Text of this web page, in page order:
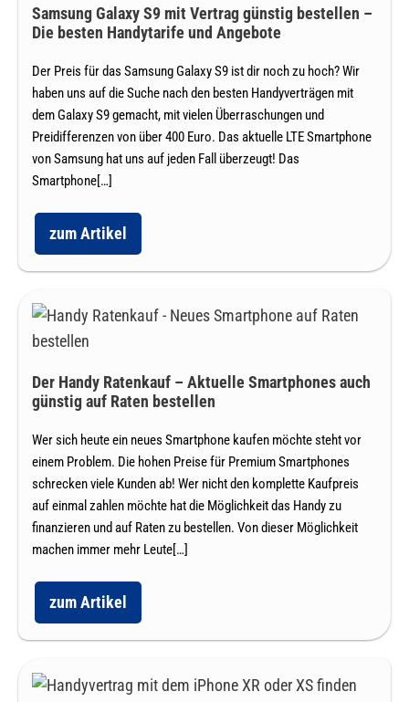
Die
besten
Verträge
mit
geringer
Laufzeit
S9
Vertrag
günstig
bestellen
Die
Handytarife
und
Angebote
Samsung Galaxy S9 mit Vertrag günstig bestellen –
Die besten Handytarife und Angebote
Der Preis für das Samsung Galaxy S9 ist dir noch zu hoch? Wir
haben uns auf die Suche nach den besten Handyverträgen mit
dem Galaxy S9 gemacht, mit vielen Überraschungen und
Preidifferenzen von über 400 Euro. Das aktuelle LTE Smartphone
von Samsung hat uns auf jeden Fall überzeugt! Das
Smartphone[…]
zum Artikel
Samsung
Galaxy
S9
Vertrag
günstig
bestellen
Die
besten
Handytarife
Angebote
Der
Handy
–
Aktuelle
Smartphones
auch
günstig
auf
Raten
Der Handy Ratenkauf – Aktuelle Smartphones auch
günstig auf Raten bestellen
Wer sich heute ein neues Smartphone kaufen möchte steht vor
einem Problem. Die hohen Preise für Premium Smartphones
schrecken viele Kunden ab! Wer nicht den komplette Kaufpreis
auf einmal zahlen möchte hat die Möglichkeit das Handy zu
finanzieren und auf Raten zu bestellen. Von dieser Möglichkeit
machen immer mehr Leute[…]
zum Artikel
Der
Handy
Ratenkauf
Smartphones
iPhone